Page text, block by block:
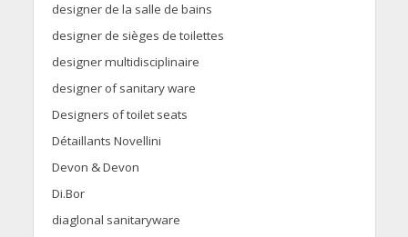
designer de la salle de bains
designer de sièges de toilettes
designer multidisciplinaire
designer of sanitary ware
Designers of toilet seats
Détaillants Novellini
Devon & Devon
Di.Bor
diaglonal sanitaryware